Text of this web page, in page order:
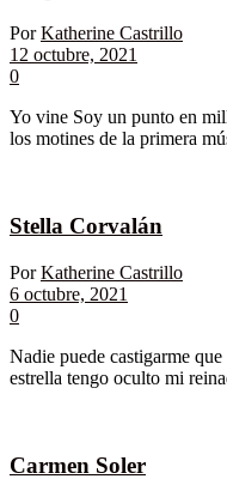
Por Katherine Castrillo
12 octubre, 2021
0
Yo vine Soy un punto en
los motines de la primera
Stella Corvalán
Por Katherine Castrillo
6 octubre, 2021
0
Nadie puede castigarme
estrella tengo oculto mi
Carmen Soler